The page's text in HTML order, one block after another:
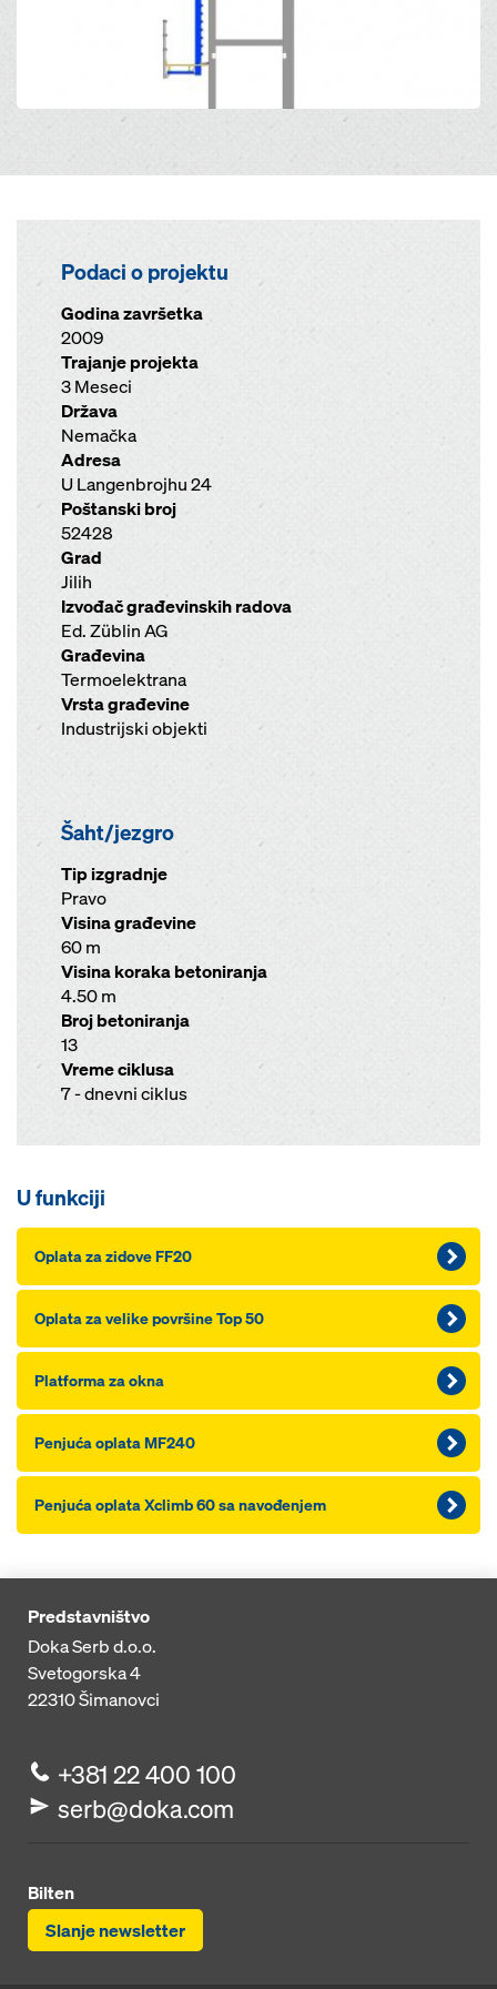
Podaci o projektu
Godina završetka
2009
Trajanje projekta
3 Meseci
Država
Nemačka
Adresa
U Langenbrojhu 24
Poštanski broj
52428
Grad
Jilih
Izvođač građevinskih radova
Ed. Züblin AG
Građevina
Termoelektrana
Vrsta građevine
Industrijski objekti
Šaht/jezgro
Tip izgradnje
Pravo
Visina građevine
60 m
Visina koraka betoniranja
4.50 m
Broj betoniranja
13
Vreme ciklusa
7 - dnevni ciklus
U funkciji
Oplata za zidove FF20
Oplata za velike površine Top 50
Platforma za okna
Penjuća oplata MF240
Penjuća oplata Xclimb 60 sa navođenjem
Predstavništvo
Doka Serb d.o.o.
Svetogorska 4
22310Šimanovci
+381 22 400 100
serb@doka.com
Bilten
Slanje newsletter